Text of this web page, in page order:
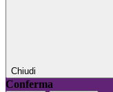
Chiudi
Conferma